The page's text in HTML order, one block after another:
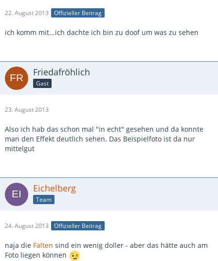
22. August 2013 Offizieller Beitrag
ich komm mit...ich dachte ich bin zu doof um was zu sehen
Friedafröhlich
Gast
23. August 2013
Also ich hab das schon mal "in echt" gesehen und da konnte
man den Effekt deutlich sehen. Das Beispielfoto ist da nur
mittelgut
Eichelberg
Team
24. August 2013 Offizieller Beitrag
naja die Falten sind ein wenig doller - aber das hätte auch am
Foto liegen können